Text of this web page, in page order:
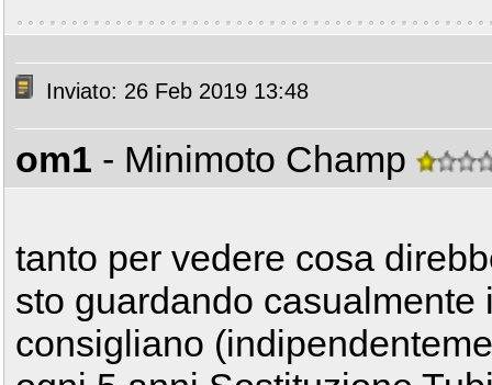
Inviato: 26 Feb 2019 13:48
om1 - Minimoto Champ
tanto per vedere cosa
sto guardando
consigliano